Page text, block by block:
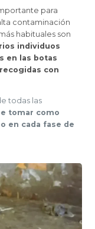
para
contaminación
habituales son
individuos
en las botas
con
todas las
tomar como
en cada fase de